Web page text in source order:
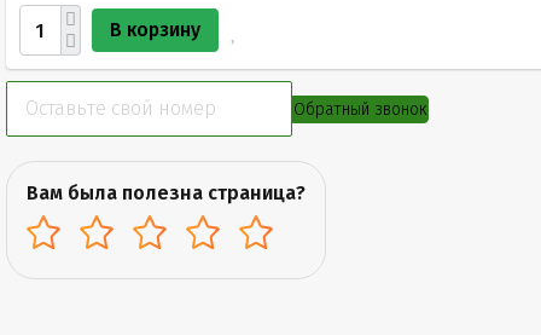
В корзину
Обратный звонок
Вам была полезна страница?